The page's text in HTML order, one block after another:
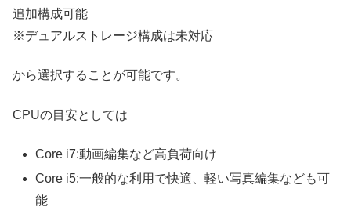
追加構成可能
※デュアルストレージ構成は未対応
から選択することが可能です。
CPUの目安としては
Core i7:動画編集など高負荷向け
Core i5:一般的な利用で快適、軽い写真編集なども可
能